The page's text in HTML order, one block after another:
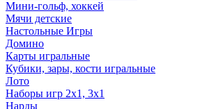
Мини-гольф, хоккей
Мячи детские
Настольные Игры
Домино
Карты игральные
Кубики, зары, кости игральные
Лото
Наборы игр 2х1, 3х1
Нарды